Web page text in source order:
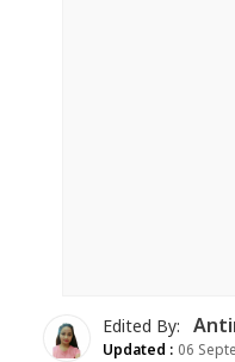
Edited By:
Updated : 06